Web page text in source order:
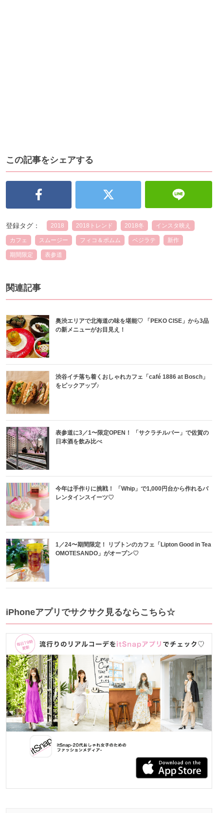
この記事をシェアする
登録タグ： 2018 2018トレンド 2018冬 インスタ映え
カフェ スムージー フィコ＆ポムム ベジラテ 新作
期間限定 表参道
関連記事
奥渋エリアで北海道の味を堪能♡ 「PEKO CISE」から3品
の新メニューがお目見え！
渋谷イチ落ち着くおしゃれカフェ「café 1886 at Bosch」
をピックアップ♪
表参道に3／1〜限定OPEN！ 「サクラチルバー」で佐賀の
日本酒を飲み比べ
今年は手作りに挑戦！ 「Whip」で1,000円台から作れるバ
レンタインスイーツ♡
1／24〜期間限定！ リプトンのカフェ「Lipton Good in Tea
OMOTESANDO」がオープン♡
iPhoneアプリでサクサク見るならこちら☆